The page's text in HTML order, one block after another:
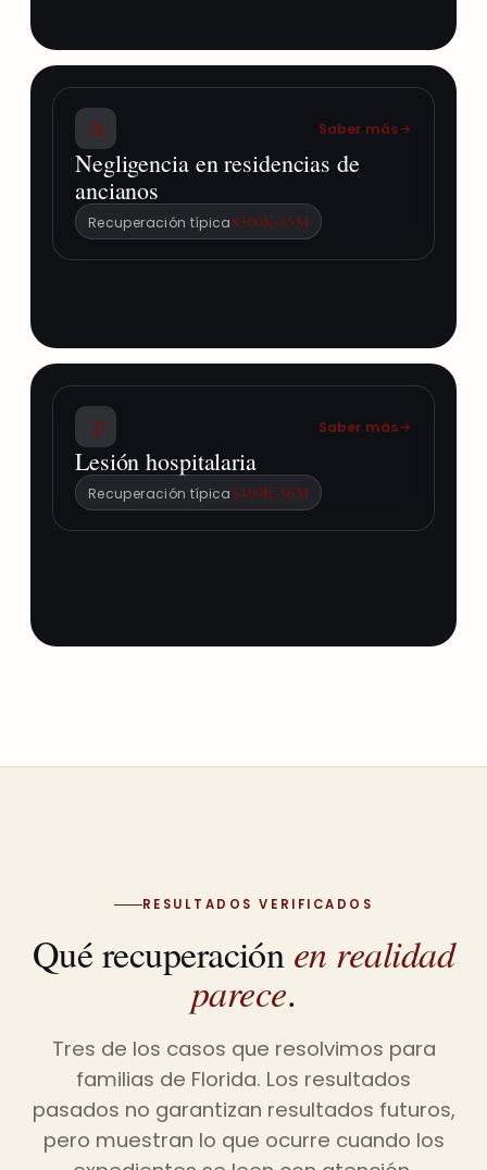
Saber más
Negligencia en residencias de
ancianos
Recuperación típica$300K-$5M
Saber más
Lesión hospitalaria
Recuperación típica$400K-$6M
RESULTADOS VERIFICADOS
Qué recuperación en realidad
parece.
Tres de los casos que resolvimos para
familias de Florida. Los resultados
pasados no garantizan resultados futuros,
pero muestran lo que ocurre cuando los